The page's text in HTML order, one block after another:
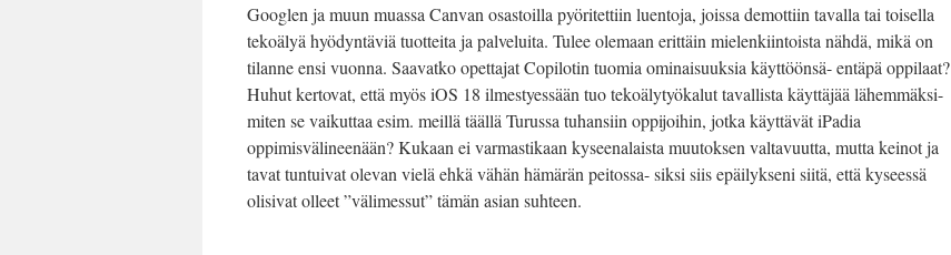
Googlen ja muun muassa Canvan osastoilla pyöritettiin luentoja, joissa demottiin tavalla tai toisella
tekoälyä hyödyntäviä tuotteita ja palveluita. Tulee olemaan erittäin mielenkiintoista nähdä, mikä on
tilanne ensi vuonna. Saavatko opettajat Copilotin tuomia ominaisuuksia käyttöönsä- entäpä oppilaat?
Huhut kertovat, että myös iOS 18 ilmestyessään tuo tekoälytyökalut tavallista käyttäjää lähemmäksi-
miten se vaikuttaa esim. meillä täällä Turussa tuhansiin oppijoihin, jotka käyttävät iPadia
oppimisvälineenään? Kukaan ei varmastikaan kyseenalaista muutoksen valtavuutta, mutta keinot ja
tavat tuntuivat olevan vielä ehkä vähän hämärän peitossa- siksi siis epäilykseni siitä, että kyseessä
olisivat olleet ”välimessut” tämän asian suhteen.